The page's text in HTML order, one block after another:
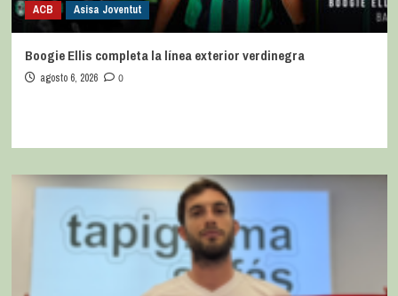
ACB Asisa Joventut
Boogie Ellis completa la línea exterior verdinegra
agosto 6, 2026 0